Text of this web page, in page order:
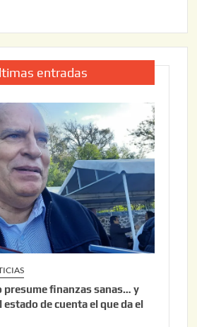
entradas
presume finanzas sanas… y
estado de cuenta el que da el